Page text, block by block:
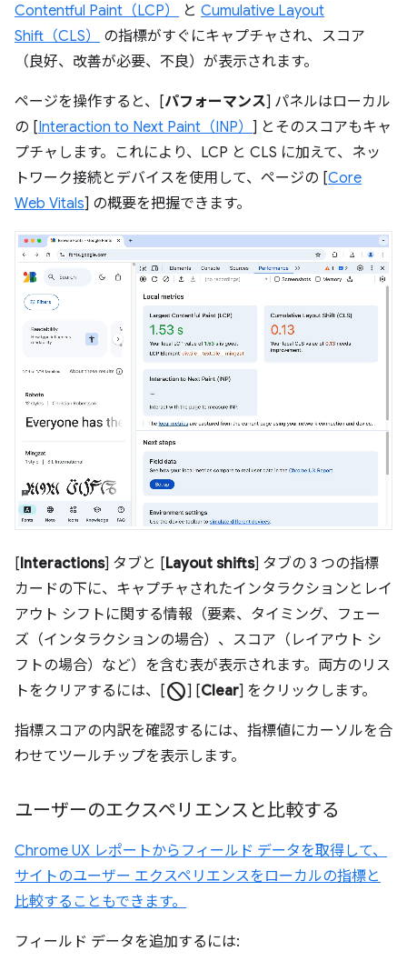
Contentful Paint（LCP）
と Cumulative Layout
Shift（CLS）
の指標がすぐにキャプチャされ、スコア
（良好、改善が必要、不良）が表示されます。
ページを操作すると、[パフォーマンス] パネルはローカル
の [Interaction to Next Paint（INP） ] とそのスコアもキャ
プチャします。これにより、LCP と CLS に加えて、ネッ
トワーク接続とデバイスを使用して、ページの [Core
Web Vitals] の概要を把握できます。
[Interactions] タブと [Layout shifts] タブの 3 つの指標
カードの下に、キャプチャされたインタラクションとレイ
アウト シフトに関する情報（要素、タイミング、フェー
ズ（インタラクションの場合）、スコア（レイアウト シ
フトの場合）など）を含む表が表示されます。両方のリス
トをクリアするには、[block] [Clear] をクリックします。
指標スコアの内訳を確認するには、指標値にカーソルを合
わせてツールチップを表示します。
ユーザーのエクスペリエンスと比較する
Chrome UX レポートからフィールド データを取得して、
サイトのユーザー エクスペリエンスをローカルの指標と
比較することもできます。
フィールド データを追加するには: